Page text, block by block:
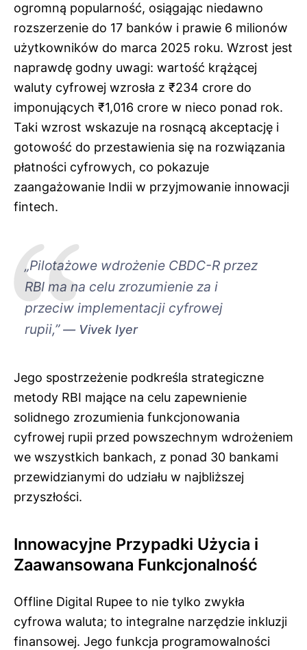
ogromną popularność, osiągając niedawno
rozszerzenie do 17 banków i prawie 6 milionów
użytkowników do marca 2025 roku. Wzrost jest
naprawdę godny uwagi: wartość krążącej
waluty cyfrowej wzrosła z ₹234 crore do
imponujących ₹1,016 crore w nieco ponad rok.
Taki wzrost wskazuje na rosnącą akceptację i
gotowość do przestawienia się na rozwiązania
płatności cyfrowych, co pokazuje
zaangażowanie Indii w przyjmowanie innowacji
fintech.
„Pilotażowe wdrożenie CBDC-R przez
RBI ma na celu zrozumienie za i
przeciw implementacji cyfrowej
rupii,”
Vivek Iyer
Jego spostrzeżenie podkreśla strategiczne
metody RBI mające na celu zapewnienie
solidnego zrozumienia funkcjonowania
cyfrowej rupii przed powszechnym wdrożeniem
we wszystkich bankach, z ponad 30 bankami
przewidzianymi do udziału w najbliższej
przyszłości.
Innowacyjne Przypadki Użycia i
Zaawansowana Funkcjonalność
Offline Digital Rupee to nie tylko zwykła
cyfrowa waluta; to integralne narzędzie inkluzji
finansowej. Jego funkcja programowalności